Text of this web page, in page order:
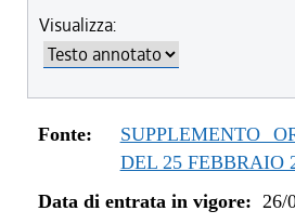
dal 12/08/2023 al 30/10/2023
dal 07/03/2023 al 11/08/2023
dal 01/01/2023 al 06/03/2023
dal 10/11/2022 al 31/12/2022
dal 09/08/2022 al 09/11/2022
dal 16/12/2021 al 31/12/2021
Visualizza:
Fonte:
SUPPLEMENTO
DEL 25 FEBBRAIO
Data di entrata in vigore: 26/